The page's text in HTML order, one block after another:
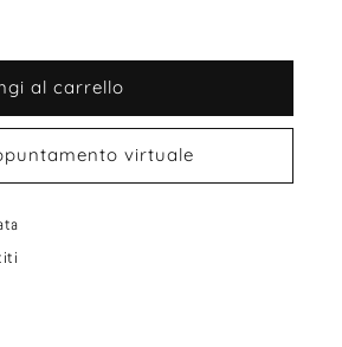
al carrello
virtuale